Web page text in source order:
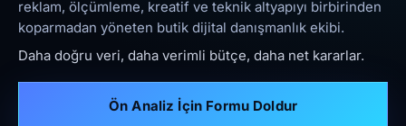
reklam, ölçümleme, kreatif ve teknik altyapıyı birbirinden
koparmadan yöneten butik dijital danışmanlık ekibi.
Daha doğru veri, daha verimli bütçe, daha net kararlar.
Ön Analiz İçin Formu Doldur